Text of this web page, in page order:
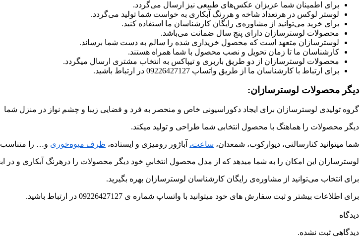
برای اطمینان شما عزیزان عکس‌های طبیعی نیز ارسال می‌گردد.
لوستر لوکس در هرتعداد شاخه و هررنگ آبکاری به خواست شما تولید می‌گردد.
برای خرید می‌توانید از مشاوره‌ی رایگان کارشناسان ما استفاده کنید.
محصولات لوسترسازان دارای پنج سال ضمانت می‌باشد.
لوسترسازان متعهد است که محصول خریداری شده را سالم به دست شما برساند.
کارشناسان ما تا زمان تحویل و نصب محصول با شما همراه هستند.
محصولات لوسترسازان از دو طریق باربری و تیپاکس به انتخاب مشتری ارسال میگردد.
برای ارتباط با کارشناسان ما از طریق واتساپ 09226427127 در ارتباط باشید.
دیگر محصولات لوسترسازان:
گروه تولیدی لوسترسازان برای ایجاد دکوراسیونی خاص و منحصر به فرد و فضایی زیبا و چشم نواز در منزل شما
دیگر محصولات را هماهنگ با محصول انتخابی شما طراحی و تولید میکند.
شما میتوانید کنارسالنی، دیوارکوب، شمعدان، ساعت، آباژور رومیزی و ایستاده، ظرف میوه‌خوری و… را متناسب
لوسترسازان این امکان را به شما میدهد که از مدل محصول انتخابیِ خود دیگر محصولات را درهرنگ آبکاری و در
برای انتخاب می‌توانید از مشاوره‌ی رایگان کارشناسان لوسترسازان بهره بگیرید.
برای اطلاعات بیشتر و ثبت سفارش های خود میتوانید با واتساپ شماره ی 09226427127 در ارتباط باشید.
دیدگاه
دیدگاهی ثبت نشده.